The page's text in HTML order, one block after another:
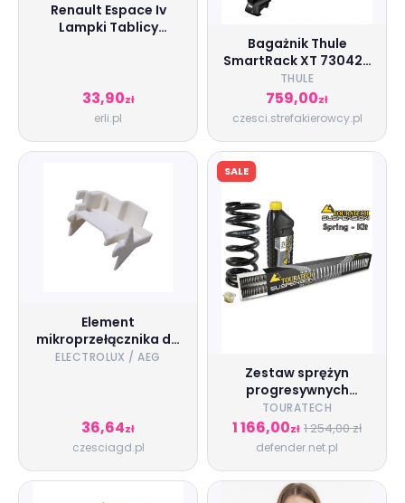
Renault Espace Iv
Lampki Tablicy
33,90zł
erli.pl
Bagażnik Thule
SmartRack XT 730424
stal (135 cm) Citroen
C-Crosser (VU) 2007-
>2012 5 drzwi suv reling
THULE
759,00zł
czesci.strefakierowcy.pl
Element
mikroprzełącznika do
suszarki Electrolux /
ELECTROLUX / AEG
36,64zł
czesciagd.pl
SALE
Zestaw sprężyn
progresywnych
Hyperpro przedniego
zawieszenia widelca i
amortyzatora
Touratech do Honda
XL650V Transalp (00-
07)
TOURATECH
1 166,00zł 1 254,00 zł
defender.net.pl